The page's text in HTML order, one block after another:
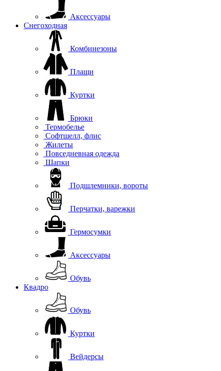
Аксессуары
Снегоходная
Комбинезоны
Плащи
Куртки
Брюки
Термобелье
Софтшелл, флис
Жилеты
Повседневная одежда
Шапки
Подшлемники, вороты
Перчатки, варежки
Гермосумки
Аксессуары
Обувь
Квадро
Обувь
Куртки
Вейдерсы